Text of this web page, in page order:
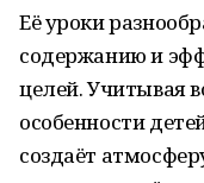
Её уроки
содержанию и
целей. Учитывая
особенности
создаёт